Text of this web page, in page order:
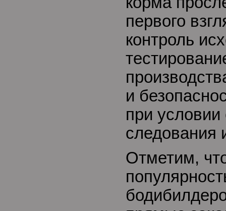
первого
контроль
и
при условии
следования
Отметим,